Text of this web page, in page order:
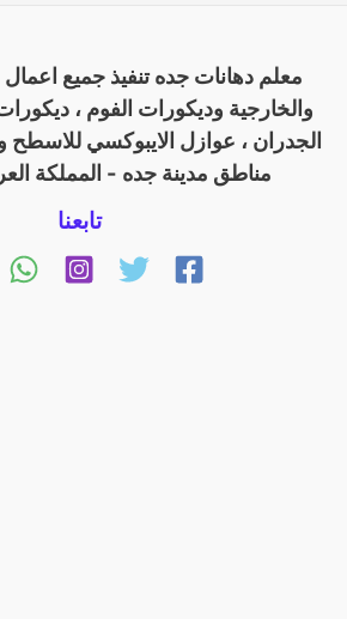
معلم دهانات جده تنفيذ جميع اعمال
والخارجية وديكورات الفوم ،
الجدران ، عوازل الايبوكسي للاسطح
مناطق مدينة جده - المملكة
تابعنا